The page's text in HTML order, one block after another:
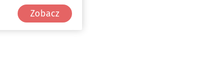
Zobacz